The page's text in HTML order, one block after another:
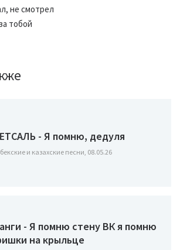
не смотрел
тобой
- Я помню, дедуля
и казахские песни, 08.05.26
- Я помню стену ВК я помню
на крыльце